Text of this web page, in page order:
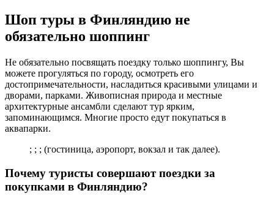
Шоп туры в Финляндию не
обязательно шоппинг
Не обязательно посвящать поездку только шоппингу, Вы
можете прогуляться по городу, осмотреть его
достопримечательности, насладиться красивыми улицами и
дворами, парками. Живописная природа и местные
архитектурные ансамбли сделают тур ярким,
запоминающимся. Многие просто едут покупаться в
аквапарки.
; ; ; (гостиница, аэропорт, вокзал и так далее).
Почему туристы совершают поездки за
покупками в Финляндию?